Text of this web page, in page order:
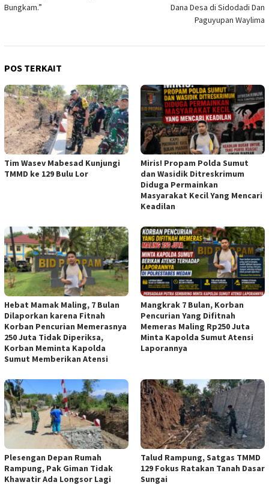
Bungkam.”
Dana Desa di Sidodadi Dan
Paguyupan Waylima
POS TERKAIT
Tim Wasev Mabesad Kunjungi
TMMD ke 129 Bulu Lor
Miris! Propam Polda Sumut
dan Wasidik Ditreskrimum
Diduga Permainkan
Masyarakat Kecil Yang Mencari
Keadilan
Hebat Mamak Maling, 7 Bulan
Dilaporkan karena Fitnah
Korban Pencurian Memerasnya
250 Juta Tidak Diperiksa,
Korban Meminta Kapolda
Sumut Memberikan Atensi
Mangkrak 7 Bulan, Korban
Pencurian Yang Difitnah
Memeras Maling Rp250 Juta
Minta Kapolda Sumut Atensi
Laporannya
Plesengan Depan Rumah
Rampung, Pak Giman Tidak
Khawatir Ada Longsor Lagi
Talud Rampung, Satgas TMMD
129 Fokus Ratakan Tanah Dasar
Sungai